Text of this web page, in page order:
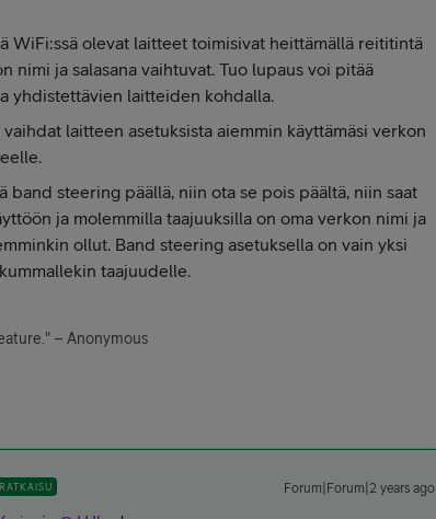
WiFi:ssä olevat laitteet toimisivat heittämällä reititintä
nimi ja salasana vaihtuvat. Tuo lupaus voi pitää
yhdistettävien laitteiden kohdalla.
laitteen asetuksista aiemmin käyttämäsi verkon
band steering päällä, niin ota se pois päältä, niin saat
ja molemmilla taajuuksilla on oma verkon nimi ja
ollut. Band steering asetuksella on vain yksi
taajuudelle.
– Anonymous
RATKAISU Forum|Forum|2 years ago